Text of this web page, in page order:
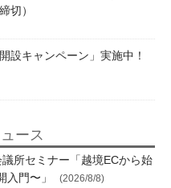
切）
設キャンペーン」実施中！
ース
議所セミナー「越境ECから始
門〜」
(2026/8/8)